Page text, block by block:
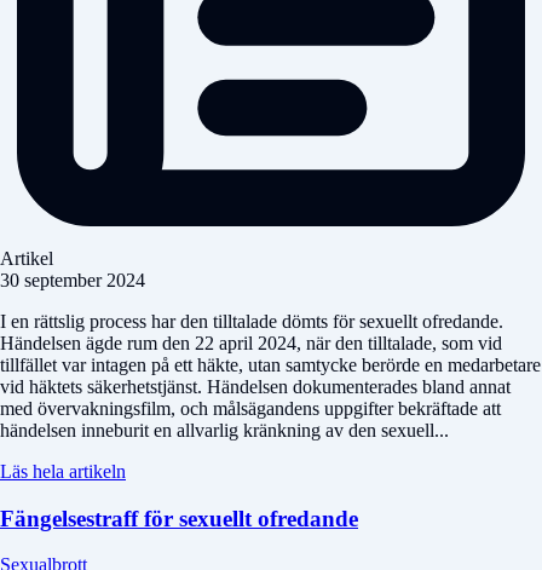
Artikel
30 september 2024
I en rättslig process har den tilltalade dömts för sexuellt ofredande.
Händelsen ägde rum den 22 april 2024, när den tilltalade, som vid
tillfället var intagen på ett häkte, utan samtycke berörde en medarbetare
vid häktets säkerhetstjänst. Händelsen dokumenterades bland annat
med övervakningsfilm, och målsägandens uppgifter bekräftade att
händelsen inneburit en allvarlig kränkning av den sexuell...
Läs hela artikeln
Fängelsestraff för sexuellt ofredande
Sexualbrott